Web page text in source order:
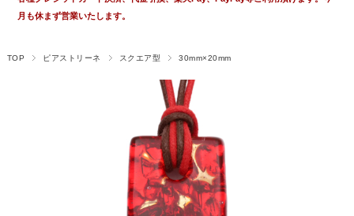
月も休まず営業いたします。
TOP ピアストリーネ スクエア型 30mm×20mm